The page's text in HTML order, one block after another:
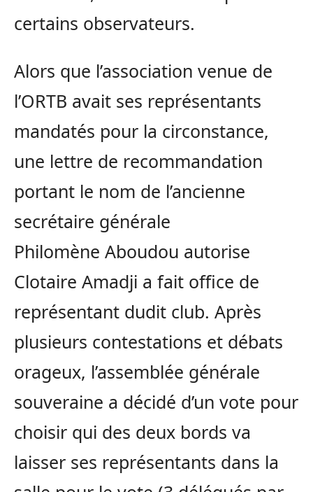
certains observateurs.
Alors que l’association venue de
l’ORTB avait ses représentants
mandatés pour la circonstance,
une lettre de recommandation
portant le nom de l’ancienne
secrétaire générale
Philomène Aboudou autorise
Clotaire Amadji a fait office de
représentant dudit club. Après
plusieurs contestations et débats
orageux, l’assemblée générale
souveraine a décidé d’un vote pour
choisir qui des deux bords va
laisser ses représentants dans la